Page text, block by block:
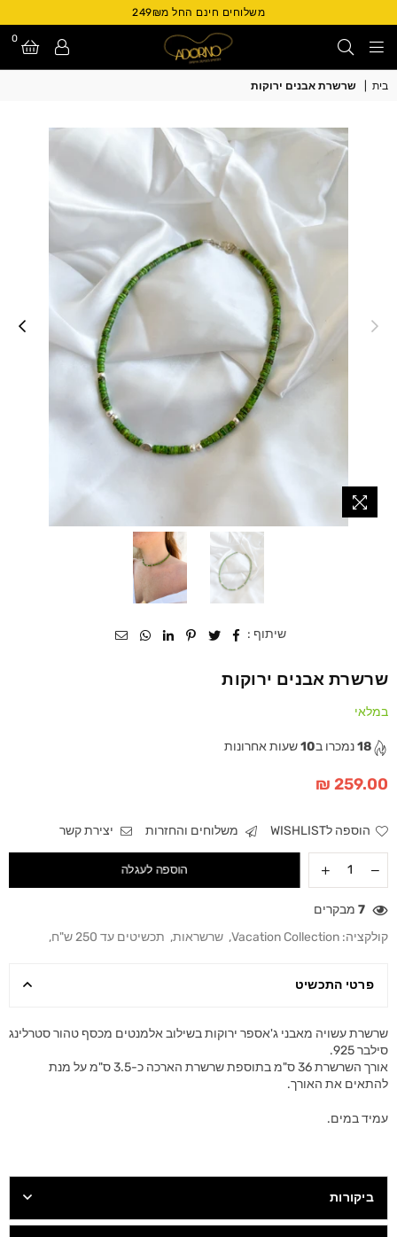
משלוחים חינם החל מ249₪
Adorno
0
בית שרשרת אבנים ירוקות
שיתוף :
שרשרת אבנים ירוקות
במלאי
18נמכרו ב10שעות אחרונות
מחיר
259.00 ₪
הוספה לWISHLIST משלוחים והחזרות יצירת קשר
הוספה לעגלה
7 מבקרים
קולקציה: Vacation Collection
, שרשראות, תכשיטים עד 250 ש"ח ,
פרטי התכשיט
שרשרת עשויה מאבני ג'אספר ירוקות בשילוב אלמנטים מכסף טהור סטרלינג
סילבר 925.
אורך השרשרת 36 ס"מ בתוספת שרשרת הארכה כ-3.5 ס"מ על מנת
להתאים את האורך.
עמיד במים.
ביקורות